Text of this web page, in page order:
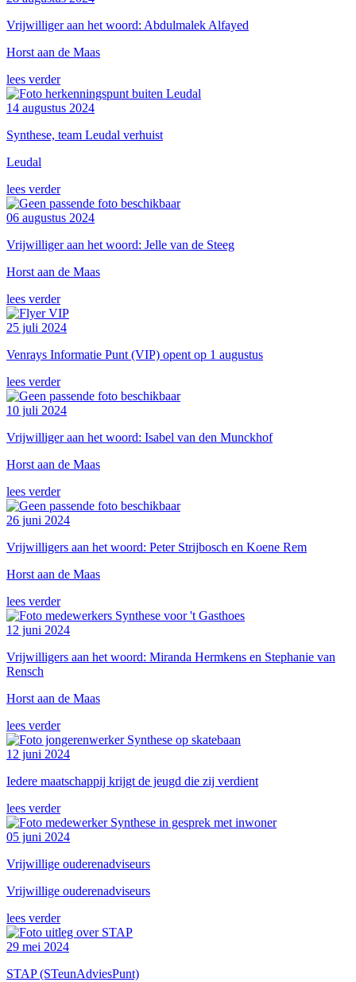
Vrijwilliger aan het woord: Abdulmalek Alfayed
Horst aan de Maas
lees verder
14 augustus 2024
Synthese, team Leudal verhuist
Leudal
lees verder
06 augustus 2024
Vrijwilliger aan het woord: Jelle van de Steeg
Horst aan de Maas
lees verder
25 juli 2024
Venrays Informatie Punt (VIP) opent op 1 augustus
lees verder
10 juli 2024
Vrijwilliger aan het woord: Isabel van den Munckhof
Horst aan de Maas
lees verder
26 juni 2024
Vrijwilligers aan het woord: Peter Strijbosch en Koene Rem
Horst aan de Maas
lees verder
12 juni 2024
Vrijwilligers aan het woord: Miranda Hermkens en Stephanie van
Rensch
Horst aan de Maas
lees verder
12 juni 2024
Iedere maatschappij krijgt de jeugd die zij verdient
lees verder
05 juni 2024
Vrijwillige ouderenadviseurs
Vrijwillige ouderenadviseurs
lees verder
29 mei 2024
STAP (STeunAdviesPunt)